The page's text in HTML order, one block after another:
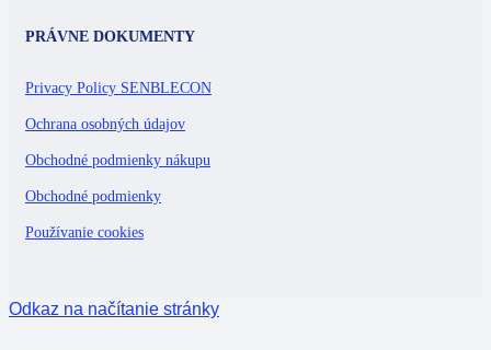
PRÁVNE DOKUMENTY
Privacy Policy SENBLECON
Ochrana osobných údajov
Obchodné podmienky nákupu
Obchodné podmienky
Používanie cookies
Odkaz na načítanie stránky